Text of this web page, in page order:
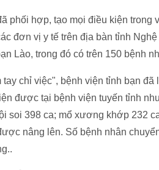
phối hợp, tạo mọi điều kiện
đơn vị y tế trên địa bàn tỉnh
Lào, trong đó có trên 150 bệnh
chỉ việc", bệnh viện tỉnh bạn
được tại bệnh viện tuyến tỉnh
soi 398 ca; mổ xương khớp 232
nâng lên. Số bệnh nhân